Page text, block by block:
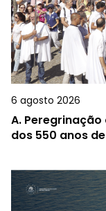
6 agosto 2026
A. Peregrinação
dos 550 anos